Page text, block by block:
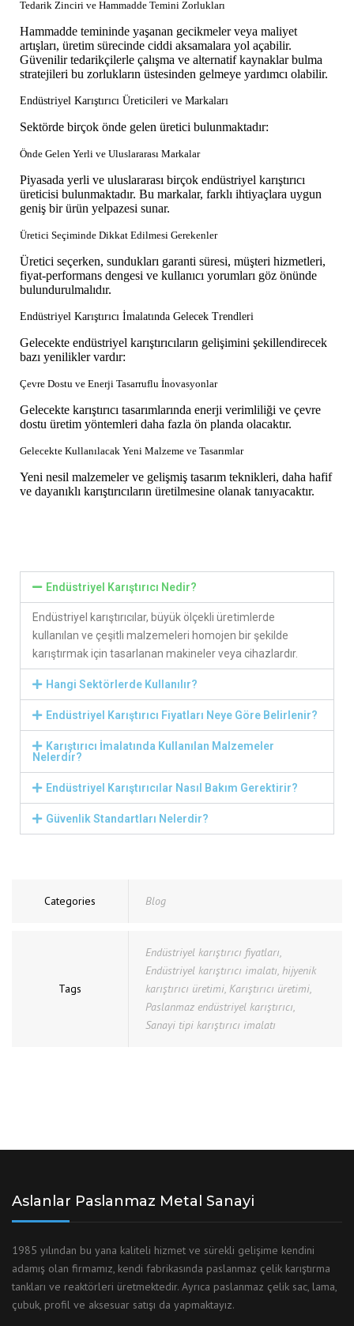
Tedarik Zinciri ve Hammadde Temini Zorlukları
Hammadde temininde yaşanan gecikmeler veya maliyet
artışları, üretim sürecinde ciddi aksamalara yol açabilir.
Güvenilir tedarikçilerle çalışma ve alternatif kaynaklar bulma
stratejileri bu zorlukların üstesinden gelmeye yardımcı olabilir.
Endüstriyel Karıştırıcı Üreticileri ve Markaları
Sektörde birçok önde gelen üretici bulunmaktadır:
Önde Gelen Yerli ve Uluslararası Markalar
Piyasada yerli ve uluslararası birçok endüstriyel karıştırıcı
üreticisi bulunmaktadır. Bu markalar, farklı ihtiyaçlara uygun
geniş bir ürün yelpazesi sunar.
Üretici Seçiminde Dikkat Edilmesi Gerekenler
Üretici seçerken, sundukları garanti süresi, müşteri hizmetleri,
fiyat-performans dengesi ve kullanıcı yorumları göz önünde
bulundurulmalıdır.
Endüstriyel Karıştırıcı İmalatında Gelecek Trendleri
Gelecekte endüstriyel karıştırıcıların gelişimini şekillendirecek
bazı yenilikler vardır:
Çevre Dostu ve Enerji Tasarruflu İnovasyonlar
Gelecekte karıştırıcı tasarımlarında enerji verimliliği ve çevre
dostu üretim yöntemleri daha fazla ön planda olacaktır.
Gelecekte Kullanılacak Yeni Malzeme ve Tasarımlar
Yeni nesil malzemeler ve gelişmiş tasarım teknikleri, daha hafif
ve dayanıklı karıştırıcıların üretilmesine olanak tanıyacaktır.
Endüstriyel Karıştırıcı Nedir?
Endüstriyel karıştırıcılar, büyük ölçekli üretimlerde
kullanılan ve çeşitli malzemeleri homojen bir şekilde
karıştırmak için tasarlanan makineler veya cihazlardır.
Hangi Sektörlerde Kullanılır?
Endüstriyel Karıştırıcı Fiyatları Neye Göre Belirlenir?
Karıştırıcı İmalatında Kullanılan Malzemeler
Nelerdir?
Endüstriyel Karıştırıcılar Nasıl Bakım Gerektirir?
Güvenlik Standartları Nelerdir?
Categories Blog
Tags
Endüstriyel karıştırıcı fiyatları,
Endüstriyel karıştırıcı imalatı, hijyenik
karıştırıcı üretimi, Karıştırıcı üretimi,
Paslanmaz endüstriyel karıştırıcı,
Sanayi tipi karıştırıcı imalatı
Aslanlar Paslanmaz Metal Sanayi
1985 yılından bu yana kaliteli hizmet ve sürekli gelişime kendini
adamış olan firmamız, kendi fabrikasında paslanmaz çelik karıştırma
tankları ve reaktörleri üretmektedir. Ayrıca paslanmaz çelik sac, lama,
çubuk, profil ve aksesuar satışı da yapmaktayız.